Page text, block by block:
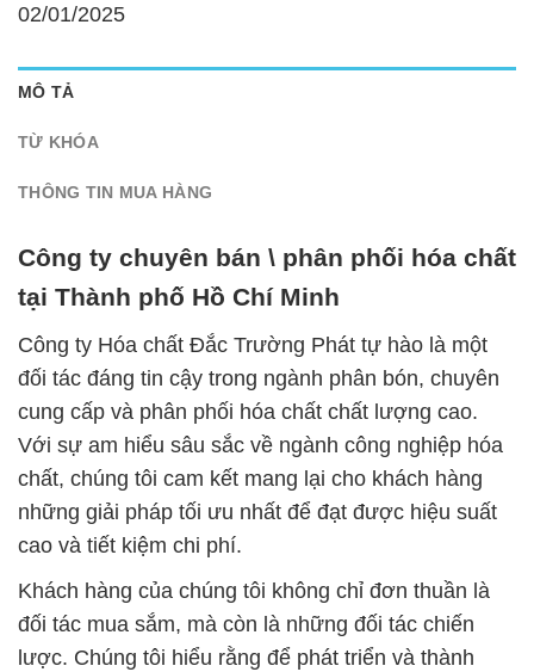
02/01/2025
MÔ TẢ
TỪ KHÓA
THÔNG TIN MUA HÀNG
Công ty chuyên bán \ phân phối hóa chất
tại Thành phố Hồ Chí Minh
Công ty Hóa chất Đắc Trường Phát tự hào là một
đối tác đáng tin cậy trong ngành phân bón, chuyên
cung cấp và phân phối hóa chất chất lượng cao.
Với sự am hiểu sâu sắc về ngành công nghiệp hóa
chất, chúng tôi cam kết mang lại cho khách hàng
những giải pháp tối ưu nhất để đạt được hiệu suất
cao và tiết kiệm chi phí.
Khách hàng của chúng tôi không chỉ đơn thuần là
đối tác mua sắm, mà còn là những đối tác chiến
lược. Chúng tôi hiểu rằng để phát triển và thành